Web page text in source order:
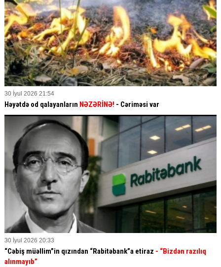
30 İyul 2026 21:54
Həyətdə od qalayanların NƏZƏRİNƏ! - Cəriməsi var
30 İyul 2026 20:33
“Cəbiş müəllim”in qızından “Rabitəbank”a etiraz - “Bizdən razılıq
alınmayıb”